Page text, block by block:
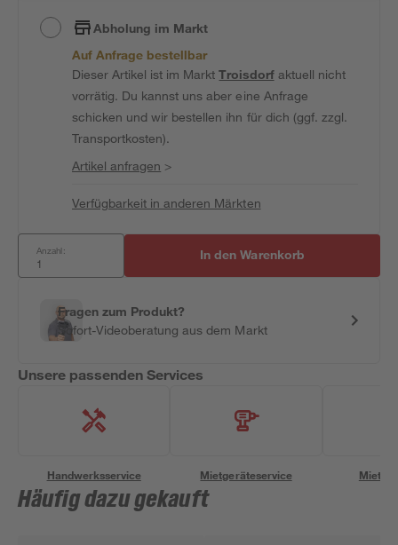
Abholung im Markt
Auf Anfrage bestellbar
Dieser Artikel ist im MarktTroisdorfaktuell nicht
vorrätig. Du kannst uns aber eine Anfrage
schicken und wir bestellen ihn für dich (ggf. zzgl.
Transportkosten).
Artikel anfragen >
Verfügbarkeit in anderen Märkten
Anzahl: In den Warenkorb
Fragen zum Produkt?
Sofort-Videoberatung aus dem Markt
Unsere passenden Services
Handwerksservice Mietgeräteservice
Häufig dazu gekauft